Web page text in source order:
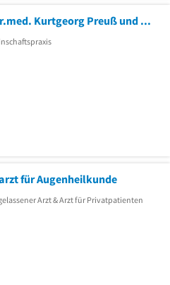
Gemeinschaftspraxis Dr.med. Kurtgeorg Preuß und Thomas Matthieu
für Augenheilkunde
Arzt & Arzt für Privatpatienten